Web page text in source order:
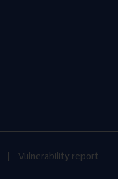
Vulnerability report